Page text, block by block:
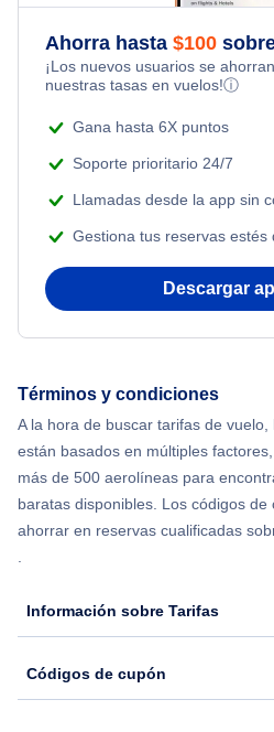
Flights Under $49
Flights Under $99
Flights Under $199
Flights from Nueva York to Milán
Flights from Nueva York to
Flights from Nueva York to Atenas
Flights from Shanghai to Nueva
Flights from Delhi to Nueva York
Flights from Chicago to Delhi
Flights from Nueva York to Hong
Flights from Nueva York to Lisboa
Romantic Vacations
Adventure Vacations
Beach Vacations
Ahorra hasta $100
¡Los nuevos usuarios se
nuestras tasas en vuelos!ⓘ
Gana hasta 6X puntos
Soporte prioritario 24/7
Llamadas desde la app sin
Gestiona tus reservas estés
Descargar
Términos y condiciones
A la hora de buscar tarifas de
están basados en múltiples
más de 500 aerolíneas para
baratas disponibles. Los códigos
ahorrar en reservas cualificadas
.
Información sobre Tarifas
Códigos de cupón